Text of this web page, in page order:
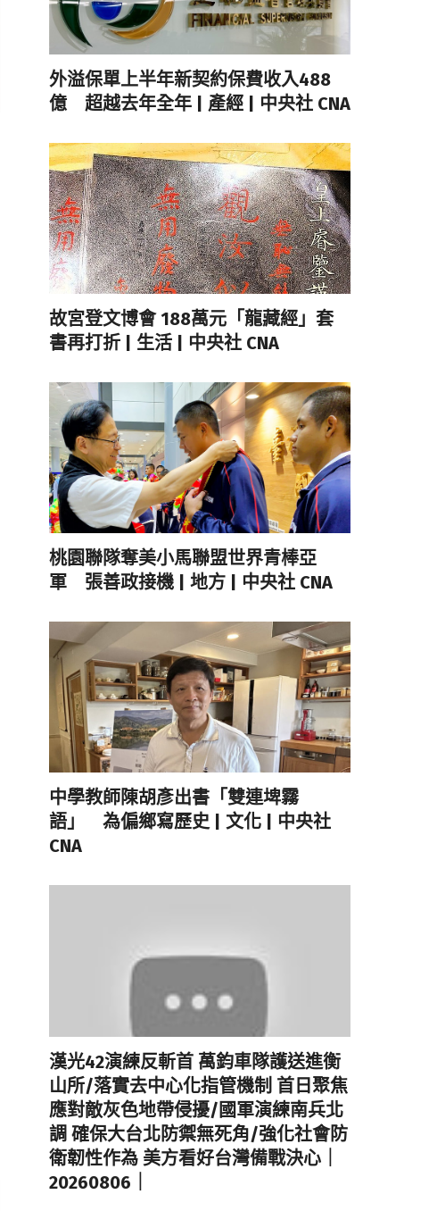
外溢保單上半年新契約保費收入488
億 超越去年全年 | 產經 | 中央社 CNA
故宮登文博會 188萬元「龍藏經」套
書再打折 | 生活 | 中央社 CNA
桃園聯隊奪美小馬聯盟世界青棒亞
軍 張善政接機 | 地方 | 中央社 CNA
中學教師陳胡彥出書「雙連埤霧
語」 為偏鄉寫歷史 | 文化 | 中央社
CNA
漢光42演練反斬首 萬鈞車隊護送進衡
山所/落實去中心化指管機制 首日聚焦
應對敵灰色地帶侵擾/國軍演練南兵北
調 確保大台北防禦無死角/強化社會防
衛韌性作為 美方看好台灣備戰決心｜
20260806｜